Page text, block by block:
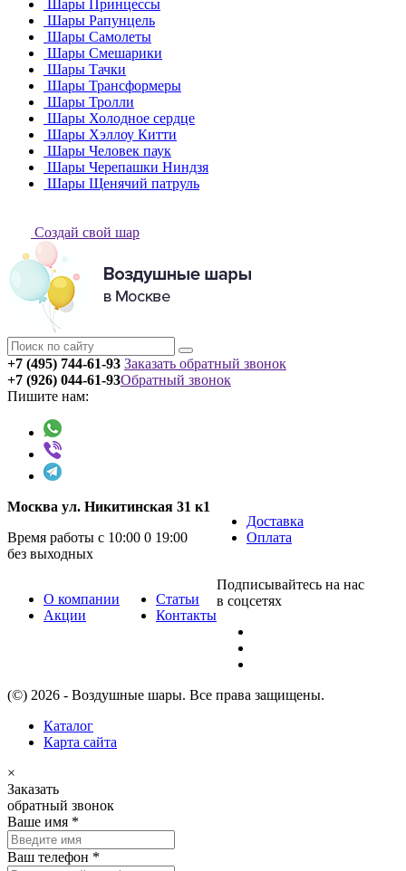
Шары Принцессы
Шары Рапунцель
Шары Самолеты
Шары Смешарики
Шары Тачки
Шары Трансформеры
Шары Тролли
Шары Холодное сердце
Шары Хэллоу Китти
Шары Человек паук
Шары Черепашки Ниндзя
Шары Щенячий патруль
Создай свой шар
+7 (495) 744-61-93 Заказать обратный звонок
+7 (926) 044-61-93
Пишите нам:
Обратный звонок
Москва ул. Никитинская 31 к1
Время работы с 10:00 0 19:00
без выходных
Доставка
Оплата
О компании
Акции
Статьи
Контакты
Подписывайтесь на нас
в соцсетях
(©) 2026 - Воздушные шары. Все права защищены.
Каталог
Карта сайта
×
Заказать
обратный звонок
Ваше имя *
Ваш телефон *